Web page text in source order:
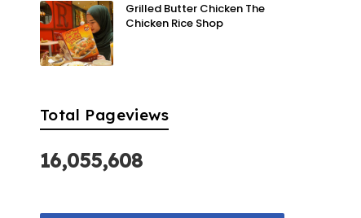
Grilled Butter Chicken The
Chicken Rice Shop
Total Pageviews
16,055,608